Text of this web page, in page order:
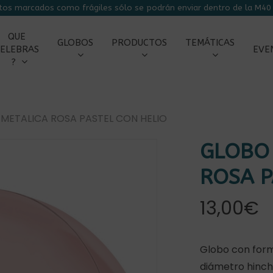
marcados como frágiles sólo se podrán enviar dentro de la M40
QUE
?
GLOBOS PRODUCTOS TEMÁTICAS
ROSA PASTEL CON HELIO
ROSA
13,00€
Globo con
diámetro